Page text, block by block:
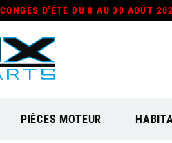
D'ÉTÉ DU 8 AU 30 AOÛT
PIÈCES MOTEUR